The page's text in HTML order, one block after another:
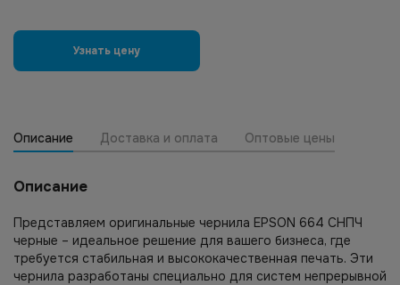
Узнать цену
Описание Доставка и оплата Оптовые цены
Описание
Представляем оригинальные чернила EPSON 664 СНПЧ
черные – идеальное решение для вашего бизнеса, где
требуется стабильная и высококачественная печать. Эти
чернила разработаны специально для систем непрерывной